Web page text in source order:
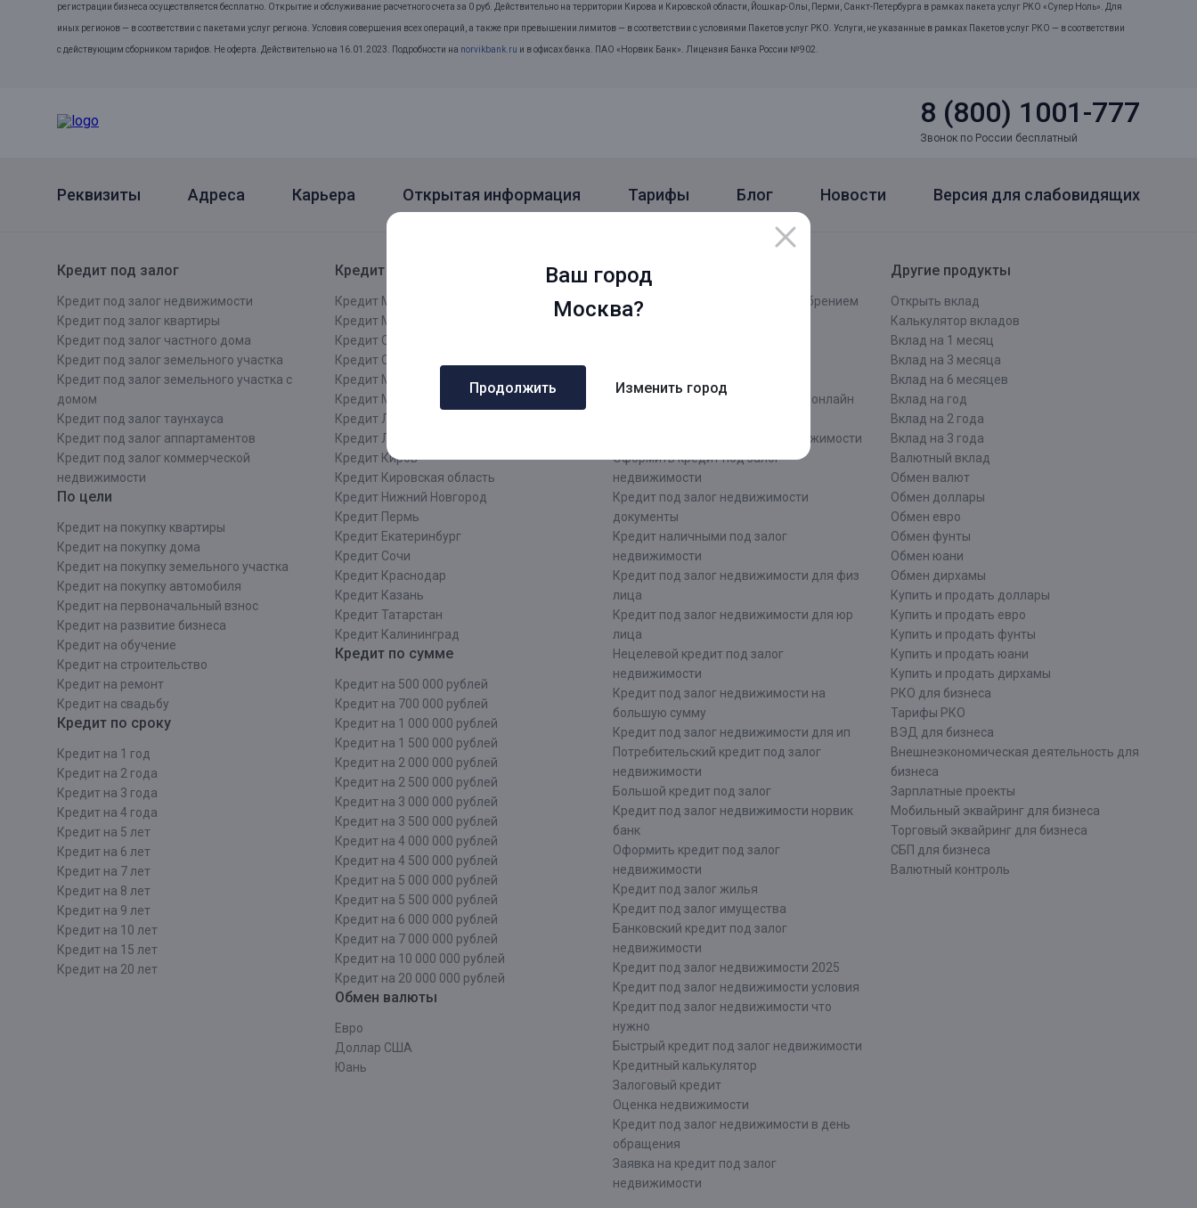
Ваш город
Москва?
Продолжить Изменить город
регистрации бизнеса осуществляется бесплатно. Открытие и обслуживание расчетного счета за 0 руб. Действительно на территории Кирова и Кировской области, Йошкар-Олы, Перми, Санкт-Петербурга в рамках пакета услуг РКО «Супер Ноль». Для
иных регионов — в соответствии с пакетами услуг региона. Условия совершения всех операций, а также при превышении лимитов — в соответствии с условиями Пакетов услуг РКО. Услуги, не указанные в рамках Пакетов услуг РКО — в соответствии
с действующим сборником тарифов. Не оферта. Действительно на 16.01.2023. Подробности на norvikbank.ru и в офисах банка. ПАО «Норвик Банк». Лицензия Банка России № 902.
8 (800) 1001-777
Звонок по России бесплатный
Реквизиты Адреса Карьера Открытая информация Тарифы Блог Новости Версия для слабовидящих
Кредит под залог
Кредит под залог недвижимости
Кредит под залог квартиры
Кредит под залог частного дома
Кредит под залог земельного участка
Кредит под залог земельного участка с
домом
Кредит под залог таунхауса
Кредит под залог аппартаментов
Кредит под залог коммерческой
недвижимости
По цели
Кредит на покупку квартиры
Кредит на покупку дома
Кредит на покупку земельного участка
Кредит на покупку автомобиля
Кредит на первоначальный взнос
Кредит на развитие бизнеса
Кредит на обучение
Кредит на строительcтво
Кредит на ремонт
Кредит на свадьбу
Кредит по сроку
Кредит на 1 год
Кредит на 2 года
Кредит на 3 года
Кредит на 4 года
Кредит на 5 лет
Кредит на 6 лет
Кредит на 7 лет
Кредит на 8 лет
Кредит на 9 лет
Кредит на 10 лет
Кредит на 15 лет
Кредит на 20 лет
Кредит по городам
Кредит Москва
Кредит МСК
Кредит Санкт - Петербург
Кредит СПБ
Кредит Московская область
Кредит МО
Кредит Ленинградская область
Кредит ЛО
Кредит Киров
Кредит Кировская область
Кредит Нижний Новгород
Кредит Пермь
Кредит Екатеринбург
Кредит Сочи
Кредит Краснодар
Кредит Казань
Кредит Татарстан
Кредит Калининград
Кредит по сумме
Кредит на 500 000 рублей
Кредит на 700 000 рублей
Кредит на 1 000 000 рублей
Кредит на 1 500 000 рублей
Кредит на 2 000 000 рублей
Кредит на 2 500 000 рублей
Кредит на 3 000 000 рублей
Кредит на 3 500 000 рублей
Кредит на 4 000 000 рублей
Кредит на 4 500 000 рублей
Кредит на 5 000 000 рублей
Кредит на 5 500 000 рублей
Кредит на 6 000 000 рублей
Кредит на 7 000 000 рублей
Кредит на 10 000 000 рублей
Кредит на 20 000 000 рублей
Обмен валюты
Евро
Доллар США
Юань
Дополнительные запросы
Кредит под залог с быстрым одобрением
Деньги под залог недвижимости
недвижимости
Кредит под залог недвижимости онлайн
Срочный кредит под залог недвижимости
Оформить кредит под залог
недвижимости
Кредит под залог недвижимости
документы
Кредит наличными под залог
недвижимости
Кредит под залог недвижимости для физ
лица
Кредит под залог недвижимости для юр
лица
Нецелевой кредит под залог
недвижимости
Кредит под залог недвижимости на
большую сумму
Кредит под залог недвижимости для ип
Потребительский кредит под залог
недвижимости
Большой кредит под залог
Кредит под залог недвижимости норвик
банк
Оформить кредит под залог
недвижимости
Кредит под залог жилья
Кредит под залог имущества
Банковский кредит под залог
недвижимости
Кредит под залог недвижимости 2025
Кредит под залог недвижимости условия
Кредит под залог недвижимости что
нужно
Быстрый кредит под залог недвижимости
Кредитный калькулятор
Залоговый кредит
Оценка недвижимости
Кредит под залог недвижимости в день
обращения
Заявка на кредит под залог
недвижимости
Другие продукты
Открыть вклад
Калькулятор вкладов
Вклад на 1 месяц
Вклад на 3 месяца
Вклад на 6 месяцев
Вклад на год
Вклад на 2 года
Вклад на 3 года
Валютный вклад
Обмен валют
Обмен доллары
Обмен евро
Обмен фунты
Обмен юани
Обмен дирхамы
Купить и продать доллары
Купить и продать евро
Купить и продать фунты
Купить и продать юани
Купить и продать дирхамы
РКО для бизнеса
Тарифы РКО
ВЭД для бизнеса
Внешнеэкономическая деятельность для
бизнеса
Зарплатные проекты
Мобильный эквайринг для бизнеса
Торговый эквайринг для бизнеса
СБП для бизнеса
Валютный контроль